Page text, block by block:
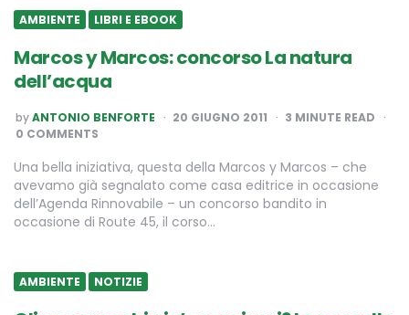
AMBIENTE LIBRI E EBOOK
Marcos y Marcos: concorso La natura
dell’acqua
POSTED
BY
byANTONIO BENFORTE 20 GIUGNO 2011 3 MINUTE READ
0 COMMENTS
Una bella iniziativa, questa della Marcos y Marcos – che
avevamo già segnalato come casa editrice in occasione
dell’Agenda Rinnovabile – un concorso bandito in
occasione di Route 45, il corso…
AMBIENTE NOTIZIE